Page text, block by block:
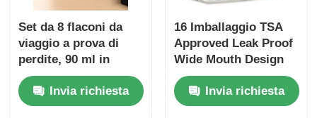
Set da 8 flaconi da
viaggio a prova di
perdite, 90 ml in
silicone + 30 ml in
siliconeInvia richiesta
16 Imballaggio TSA
Approved Leak Proof
Wide Mouth Design
Bottiglia da viaggio in
silicone Set con
contenitori igienici
Invia richiesta